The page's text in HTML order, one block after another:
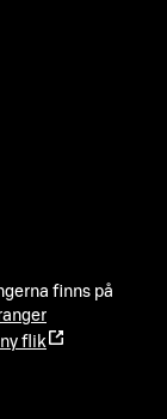
finns på
flik